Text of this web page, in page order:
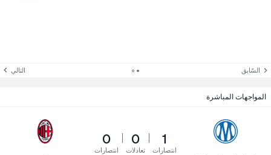
السّابق التالي
المواجهات المباشرة
1
انتصارات
0
تعادلات
0
انتصارات